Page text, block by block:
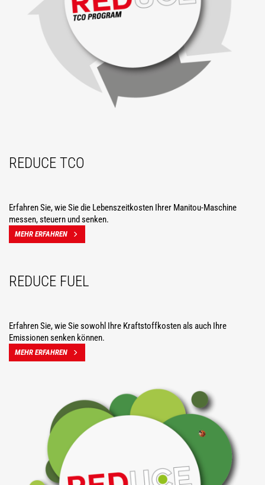
REDUCE TCO
Erfahren Sie, wie Sie die Lebenszeitkosten Ihrer Manitou-Maschine
messen, steuern und senken.
MEHR ERFAHREN
REDUCE FUEL
Erfahren Sie, wie Sie sowohl Ihre Kraftstoffkosten als auch Ihre
Emissionen senken können.
MEHR ERFAHREN